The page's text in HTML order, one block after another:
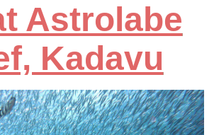
Astrolabe
Kadavu